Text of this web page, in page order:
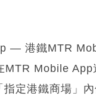
— 港鐵MTR
Mobile App
定港鐵商場」內